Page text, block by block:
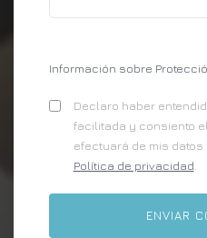
Información sobre
Declaro haber
facilitada y consiento
efectuará de mis
Política de privacidad